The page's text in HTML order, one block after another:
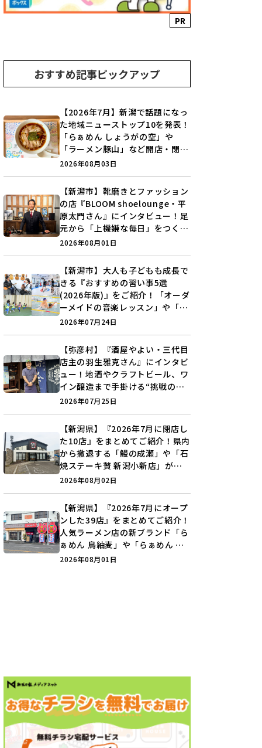
PR
おすすめ記事ピックアップ
【2026年7月】新潟で話題になっ
た地域ニューストップ10を発表！
「らぁめん しょうがの空」や
「ラーメン豚山」など開店・閉店
の注目記事をランキングでご紹介
2026年08月03日
【新潟市】靴磨きとファッション
の店『BLOOM shoelounge・平
原太門さん』にインタビュー！足
元から「上機嫌な毎日」をつくる
装いの提案とは？
2026年08月01日
【新潟市】大人も子どもも成長で
きる『おすすめの習い事5選
(2026年版)』をご紹介！「オーダ
ーメイドの音楽レッスン」や「本
格キックボクシング」で新しい自
2026年07月24日
【弥彦村】『酒屋やよい・三代目
店主の羽生雅克さん』にインタビ
ュー！地酒やクラフトビール、ワ
イン醸造まで手掛ける“挑戦の歴
史”に迫る♪
2026年07月25日
【新潟県】『2026年7月に閉店し
た10店』をまとめてご紹介！県内
から撤退する「鰻の成瀬」や「石
焼ステーキ贅 新潟小新店」が営
業に幕…。
2026年08月02日
【新潟県】『2026年7月にオープ
ンした39店』をまとめてご紹介！
人気ラーメン店の新ブランド「ら
ぁめん 鳥紬麦」や「らぁめん し
ょうがの空」など盛りだくさん♪
2026年08月01日